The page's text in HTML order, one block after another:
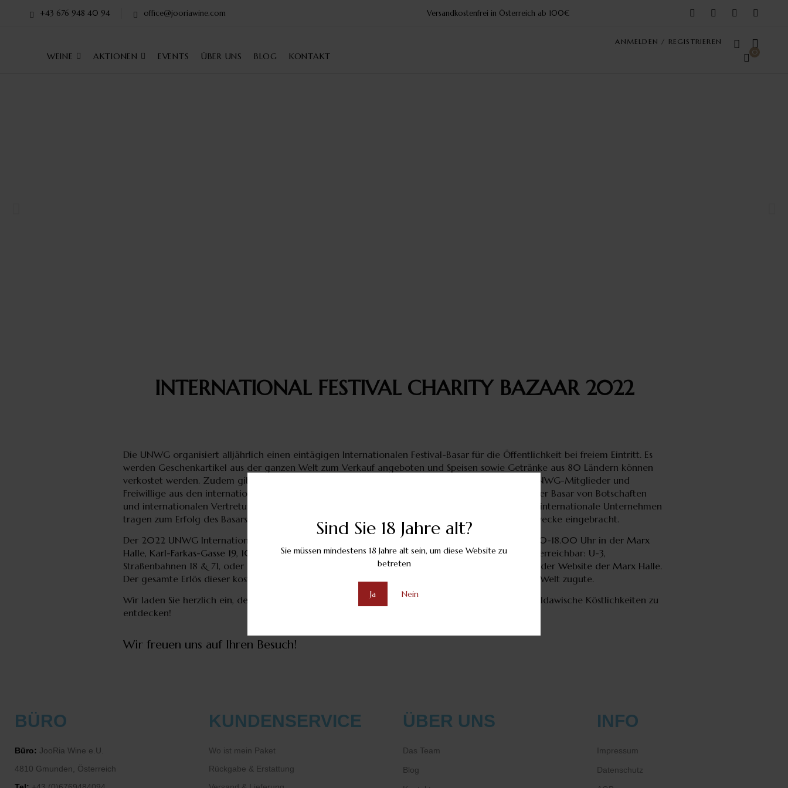
Sind Sie 18 Jahre alt?
Sie müssen mindestens 18 Jahre alt sein, um diese Website zu
betreten
Ja Nein
+43 676 948 40 94 office@jooriawine.com Versandkostenfrei in Österreich ab 100€
WEINE AKTIONEN EVENTS ÜBER UNS BLOG KONTAKT
ANMELDEN / REGISTRIEREN
0
INTERNATIONAL FESTIVAL CHARITY BAZAAR 2022
Die UNWG organisiert alljährlich einen eintägigen Internationalen Festival-Basar für die Öffentlichkeit bei freiem Eintritt. Es
werden Geschenkartikel aus der ganzen Welt zum Verkauf angeboten und Speisen sowie Getränke aus 80 Ländern können
verkostet werden. Zudem gibt es internationale kulturelle Darbietungen für die ganze Familie. UNWG-Mitglieder und
Freiwillige aus den internationalen Organisationen in Wien nehmen am Basar teil. Weiters wird der Basar von Botschaften
und internationalen Vertretungen bei der UNO seit Jahren unterstützt. Auch österreichische und internationale Unternehmen
tragen zum Erfolg des Basars bei. Seit 1968 hat der Basar über 5 Millionen Euro für wohltätige Zwecke eingebracht.
Der 2022 UNWG International Festival Charity Bazaar findet am Samstag, 3. Dezember von 10.00-18.00 Uhr in der Marx
Halle, Karl-Farkas-Gasse 19, 1030 Wienstatt. Die Marx Halle ist mit öffentlichen Verkehrsmitteln erreichbar: U-3,
Straßenbahnen 18 & 71, oder Busse 74A & 80A. Details zur Anreise und zum Parken finden Sie auf der Website der Marx Halle.
Der gesamte Erlös dieser kostenlosen Veranstaltung kommt bedürftigen Kindern auf der ganzen Welt zugute.
Wir laden Sie herzlich ein, den moldawischen Stand zu besuchen um hochwertige Weine und moldawische Köstlichkeiten zu
entdecken!
Wir freuen uns auf Ihren Besuch!
BÜRO
Büro: JooRia Wine e.U.
4810 Gmunden, Österreich
KUNDENSERVICE
Wo ist mein Paket
Rückgabe & Erstattung
ÜBER UNS
Das Team
Blog
INFO
Impressum
Datenschutz